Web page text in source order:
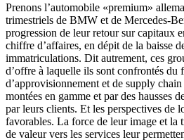
Prenons l’automobile «premium»
trimestriels de BMW et de Mercedes-
progression de leur retour sur capitaux
chiffre d’affaires, en dépit de la baisse
immatriculations. Dit autrement, ces
d’offre à laquelle ils sont confrontés du
d’approvisionnement et de supply
montées en gamme et par des hausses
par leurs clients. Et les perspectives de
favorables. La force de leur image et la
de valeur vers les services leur